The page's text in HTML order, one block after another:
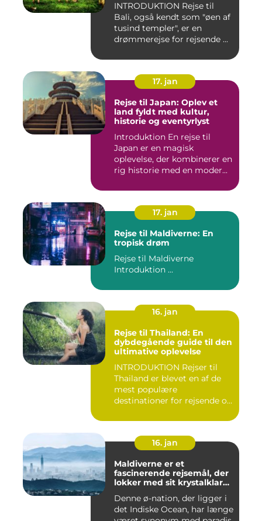
INTRODUKTION Rejse til
Bali, også kendt som "øen af
tusind templer", er en
drømmerejse for rejsende ...
17. jan
Rejse til Japan: Oplev et
land fyldt med kultur,
historie og eventyrlyst
Introduktion En rejse til
Japan er en magisk
oplevelse, der kombinerer en
rig historie med en moder...
17. jan
Rejse til Maldiverne: En
tropisk drøm
Rejse til Maldiverne
Introduktion ...
16. jan
Rejse til Thailand: En
dybdegående guide til den
ultimative oplevelse
INTRODUKTION Rejser til
Thailand er blevet en af de
mest populære
destinationer for rejsende og
16. jan
Maldiverne er et
fascinerende rejsemål, der
lokker med sit krystalklare
sandstrande og luksuriøse
feriesteder
Denne ø-nation, der ligger i
det Indiske Ocean, har længe